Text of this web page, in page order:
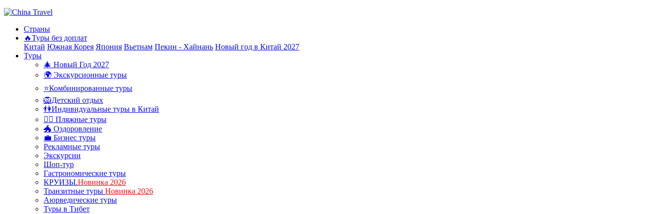
Страны
🔥Туры без доплат
Китай Южная Корея Япония Вьетнам Пекин - Хайнань Новый год в Китай 2027
Туры
🎄 Новый Год 2027
🌍 Экскурсионные туры
⭐Комбинированные туры
🦁Детский отдых
👫Индивидуальные туры в Китай
🏊‍♂ Пляжные туры
🐲 Оздоровление
💼 Бизнес туры
Рекламные туры
Экскурсии
Шоп-тур
Гастрономические туры
КРУИЗЫ.Новинка 2026
Транзитные туры Новинка 2026
Аюрведические туры
Туры в Тибет